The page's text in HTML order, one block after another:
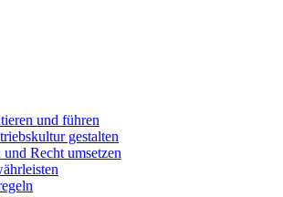
und führen
gestalten
Recht umsetzen